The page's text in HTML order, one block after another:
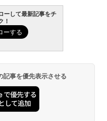
ーして最新記事をチ
！
記事を優先表示させる